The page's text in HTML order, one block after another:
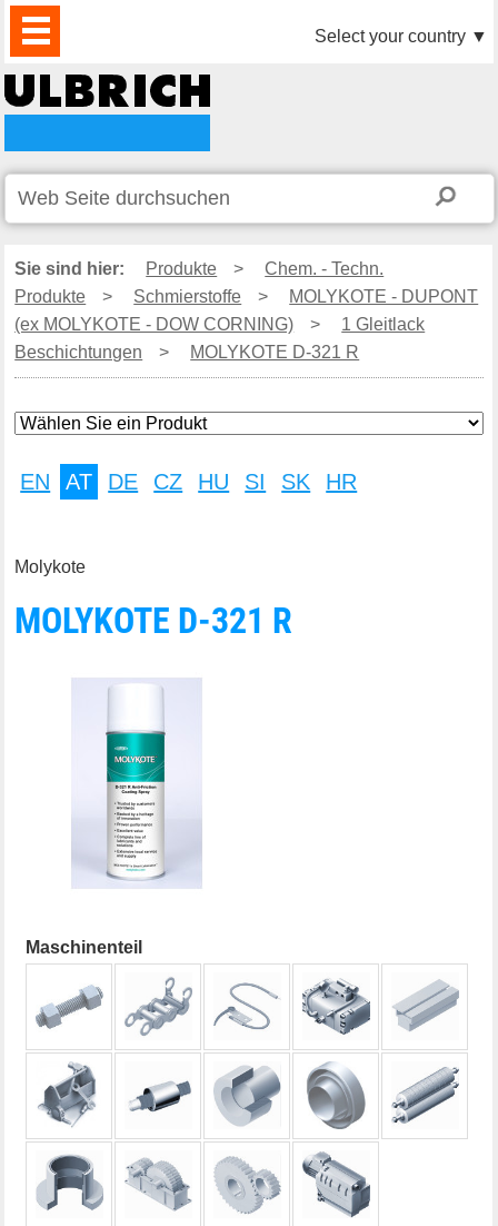
PRODUKTE
AKTUELLES
DOWNLOAD
VIDEO
PARTNER
UNTERNEHMEN
KONTAKTE Select your country ▼
Sie sind hier: Produkte >
Chem. - Techn.
Produkte
> Schmierstoffe >
MOLYKOTE - DUPONT
(ex MOLYKOTE - DOW CORNING)
>
1 Gleitlack
Beschichtungen
> MOLYKOTE D-321 R
EN AT DE CZ HU SI SK HR
Molykote
MOLYKOTE D-321 R
Maschinenteil